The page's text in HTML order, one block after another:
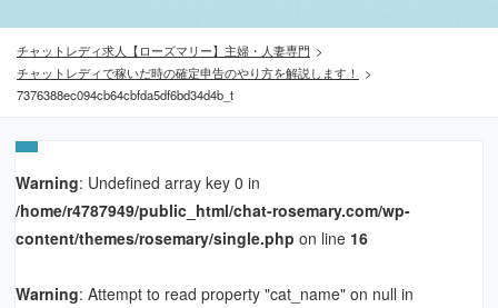
チャットレディ求人【ローズマリー】主婦・人妻専門 >
チャットレディで稼いだ時の確定申告のやり方を解説します！
>
7376388ec094cb64cbfda5df6bd34d4b_t
Warning: Undefined array key 0 in
/home/r4787949/public_html/chat-rosemary.com/wp-
content/themes/rosemary/single.php on line 16
Warning: Attempt to read property "cat_name" on null in